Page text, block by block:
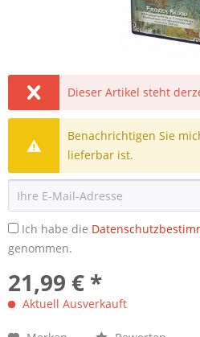
Dieser Artikel steht
Benachrichtigen Sie
lieferbar ist.
Ich habe die
genommen.
21,99 € *
Aktuell Ausverkauft